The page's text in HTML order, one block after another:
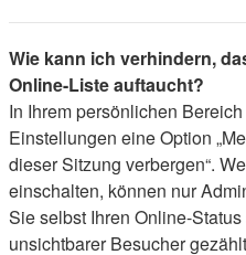
Wie kann ich verhindern,
Online-Liste auftaucht?
In Ihrem persönlichen
Einstellungen eine Option
dieser Sitzung verbergen“.
einschalten, können nur
Sie selbst Ihren Online-
unsichtbarer Besucher